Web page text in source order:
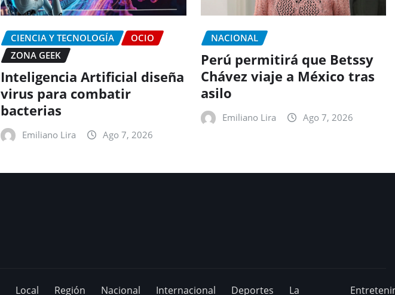
CIENCIA Y TECNOLOGÍA
OCIO
ZONA GEEK
Inteligencia Artificial diseña
virus para combatir
bacterias
Emiliano Lira Ago 7, 2026
NACIONAL
Perú permitirá que Betssy
Chávez viaje a México tras
asilo
Emiliano Lira Ago 7, 2026
Local Región Nacional Internacional Deportes La